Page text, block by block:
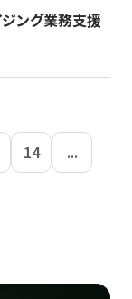
ジング業務支援
14
...